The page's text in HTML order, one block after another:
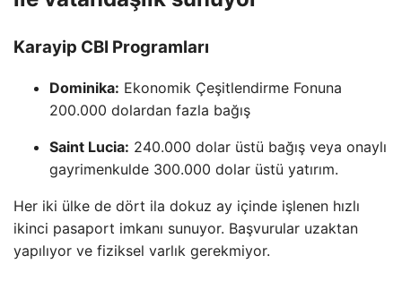
Karayip CBI Programları
Dominika: Ekonomik Çeşitlendirme Fonuna
200.000 dolardan fazla bağış
Saint Lucia: 240.000 dolar üstü bağış veya onaylı
gayrimenkulde 300.000 dolar üstü yatırım.
Her iki ülke de dört ila dokuz ay içinde işlenen hızlı
ikinci pasaport imkanı sunuyor. Başvurular uzaktan
yapılıyor ve fiziksel varlık gerekmiyor.